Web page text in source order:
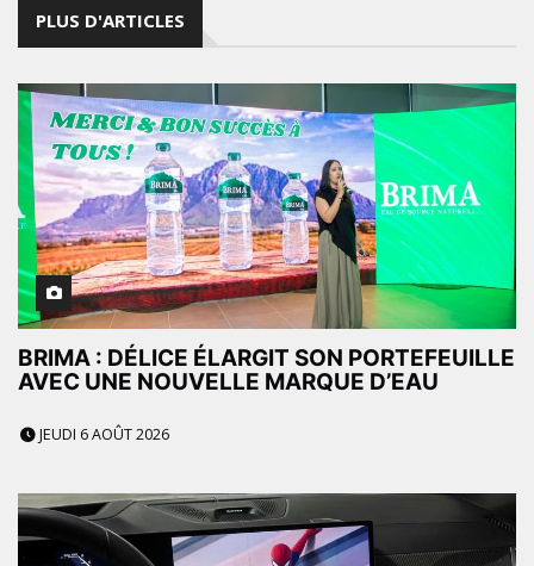
PLUS D'ARTICLES
BRIMA : DÉLICE ÉLARGIT SON PORTEFEUILLE
AVEC UNE NOUVELLE MARQUE D’EAU
JEUDI 6 AOÛT 2026